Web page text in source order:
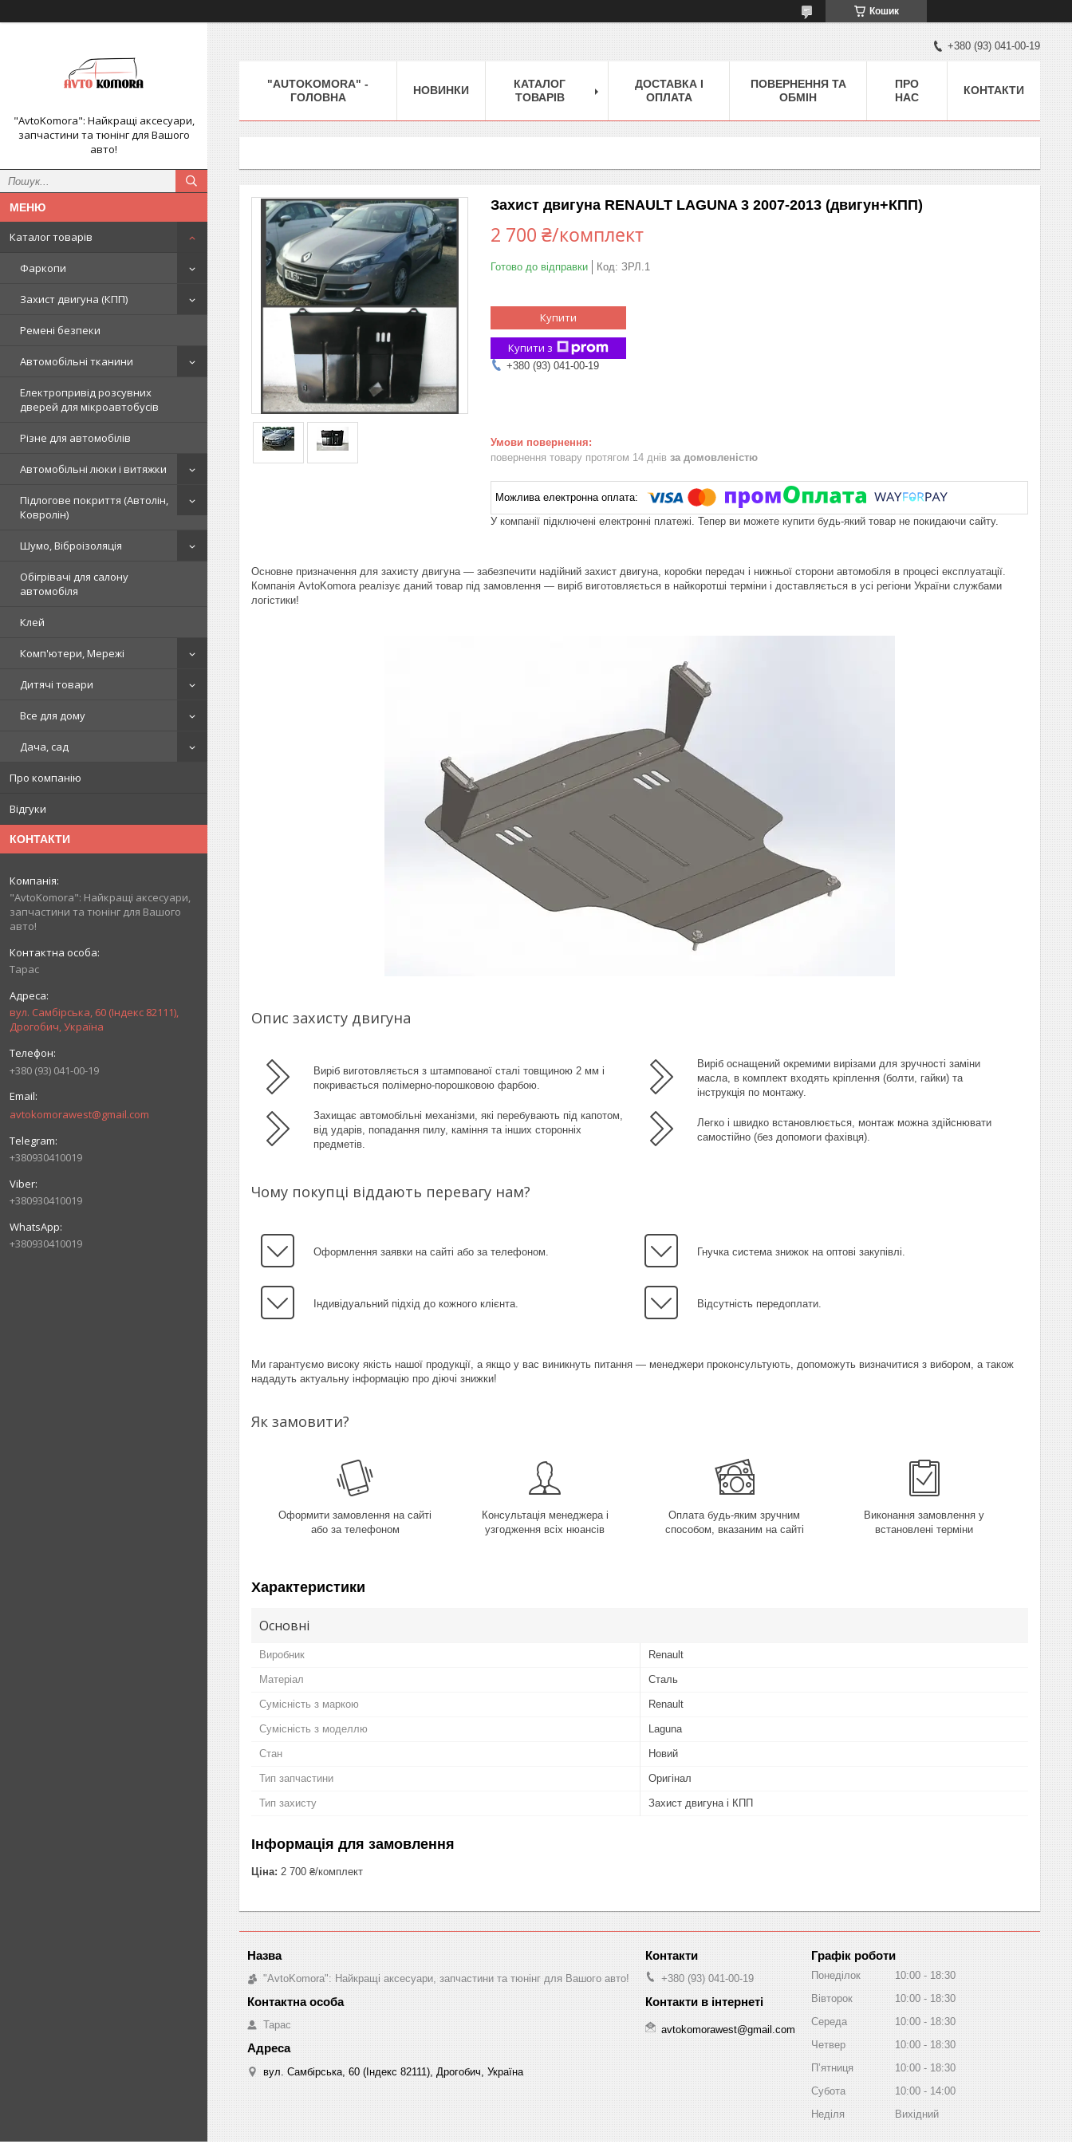
Кошик
"AvtoKomora": Найкращі аксесуари,
запчастини та тюнінг для Вашого
авто!
Каталог товарів
Фаркопи
Захист двигуна (КПП)
Ремені безпеки
Автомобільні тканини
Електропривід розсувних
дверей для мікроавтобусів
Різне для автомобілів
Автомобільні люки і витяжки
Підлогове покриття (Автолін,
Ковролін)
Шумо, Віброізоляція
Обігрівачі для салону
автомобіля
Клей
Комп'ютери, Мережі
Дитячі товари
Все для дому
Дача, сад
Про компанію
Відгуки
КОНТАКТИ
"AvtoKomora": Найкращі аксесуари,
запчастини та тюнінг для Вашого
авто!
Тарас
вул. Самбірська, 60 (Індекс 82111),
Дрогобич, Україна
+380 (93) 041-00-19
avtokomorawest@gmail.com
+380930410019
+380930410019
+380930410019
+380 (93) 041-00-19
"AUTOKOMORA" -
ГОЛОВНА
НОВИНКИ
КАТАЛОГ
ТОВАРІВ
ДОСТАВКА І
ОПЛАТА
ПОВЕРНЕННЯ ТА
ОБМІН
ПРО
НАС
КОНТАКТИ
Захист двигуна RENAULT LAGUNA 3 2007-2013 (двигун+КПП)
2 700 ₴/комплект
Готово до відправки Код: ЗРЛ.1
Купити
Купити з
+380 (93) 041-00-19
повернення товару протягом 14 днів за домовленістю
У компанії підключені електронні платежі. Тепер ви можете купити будь-який товар не покидаючи сайту.
Основне призначення для захисту двигуна — забезпечити надійний захист двигуна, коробки передач і нижньої сторони автомобіля в процесі експлуатації.
Компанія AvtoKomora реалізує даний товар під замовлення — виріб виготовляється в найкоротші терміни і доставляється в усі регіони України службами
логістики!
Опис захисту двигуна
Виріб виготовляється з штампованої сталі товщиною 2 мм і
покривається полімерно-порошковою фарбою.
Захищає автомобільні механізми, які перебувають під капотом,
від ударів, попадання пилу, каміння та інших сторонніх
предметів.
Виріб оснащений окремими вирізами для зручності заміни
масла, в комплект входять кріплення (болти, гайки) та
інструкція по монтажу.
Легко і швидко встановлюється, монтаж можна здійснювати
самостійно (без допомоги фахівця).
Чому покупці віддають перевагу нам?
Оформлення заявки на сайті або за телефоном.
Індивідуальний підхід до кожного клієнта.
Гнучка система знижок на оптові закупівлі.
Відсутність передоплати.
Ми гарантуємо високу якість нашої продукції, а якщо у вас виникнуть питання — менеджери проконсультують, допоможуть визначитися з вибором, а також
нададуть актуальну інформацію про діючі знижки!
Як замовити?
Оформити замовлення на сайті
або за телефоном
Консультація менеджера і
узгодження всіх нюансів
Оплата будь-яким зручним
способом, вказаним на сайті
Виконання замовлення у
встановлені терміни
Характеристики
Основні
Виробник Renault
Матеріал Сталь
Сумісність з маркою Renault
Сумісність з моделлю Laguna
Стан Новий
Тип запчастини Оригінал
Тип захисту Захист двигуна і КПП
Інформація для замовлення
Ціна: 2 700 ₴/комплект
"AvtoKomora": Найкращі аксесуари, запчастини та тюнінг для Вашого авто!
Тарас
вул. Самбірська, 60 (Індекс 82111), Дрогобич, Україна
+380 (93) 041-00-19
avtokomorawest@gmail.com
Графік роботи
Понеділок 10:00
18:30
Вівторок
10:00
18:30
Середа
10:00
18:30
Четвер
10:00
18:30
Пʼятниця
10:00
18:30
Субота
10:00
14:00
Неділя
Вихідний